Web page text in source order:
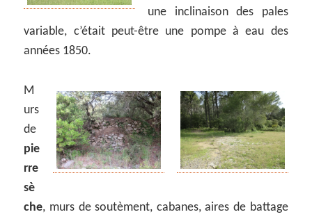
une inclinaison des pales
variable, c’était peut-être une pompe à eau des
années 1850.
M
urs
de
pie
rre
sè
che, murs de soutèment, cabanes, aires de battage